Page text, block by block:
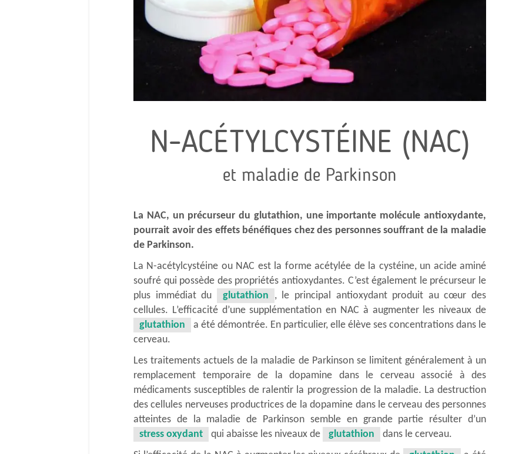
N-ACÉTYLCYSTÉINE (NAC)
et maladie de Parkinson
La NAC, un précurseur du glutathion, une importante molécule antioxydante,
pourrait avoir des effets bénéfiques chez des personnes souffrant de la maladie
de Parkinson.
La N-acétylcystéine ou NAC est la forme acétylée de la cystéine, un acide aminé
soufré qui possède des propriétés antioxydantes. C’est également le précurseur le
plus immédiat du
glutathion
, le principal antioxydant produit au cœur des
cellules. L’efficacité d’une supplémentation en NAC à augmenter les niveaux de
glutathion
a été démontrée. En particulier, elle élève ses concentrations dans le
cerveau.
Les traitements actuels de la maladie de Parkinson se limitent généralement à un
remplacement temporaire de la dopamine dans le cerveau associé à des
médicaments susceptibles de ralentir la progression de la maladie. La destruction
des cellules nerveuses productrices de la dopamine dans le cerveau des personnes
atteintes de la maladie de Parkinson semble en grande partie résulter d’un
stress oxydant
qui abaisse les niveaux de glutathion
dans le cerveau.